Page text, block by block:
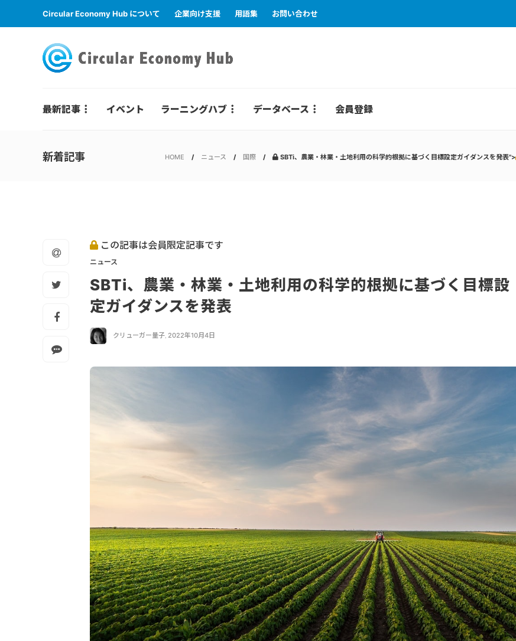
Circular Economy Hub について 企業向け支援 用語集 お問い合わせ
最新記事 イベント ラーニングハブ データベース 会員登録
新着記事 HOME ニュース 国際 SBTi、農業・林業・土地利用の科学的根拠に基づく目標設定ガイダンスを発表">
この記事は会員限定記事です
ニュース
SBTi、農業・林業・土地利用の科学的根拠に基づく目標設
定ガイダンスを発表
クリューガー量子, 2022年10月4日